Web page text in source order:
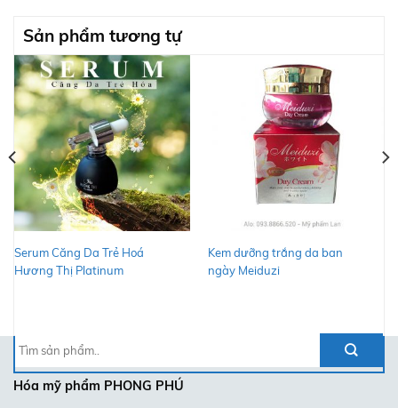
Sản phẩm tương tự
Serum Căng Da Trẻ Hoá
Hương Thị Platinum
Kem dưỡng trắng da ban
ngày Meiduzi
Tìm
kiếm:
Hóa mỹ phẩm PHONG PHÚ